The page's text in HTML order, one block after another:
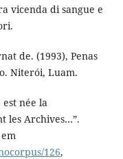
vicenda di sangue e
de. (1993), Penas
Niterói, Luam.
née la
les Archives…”.
126,